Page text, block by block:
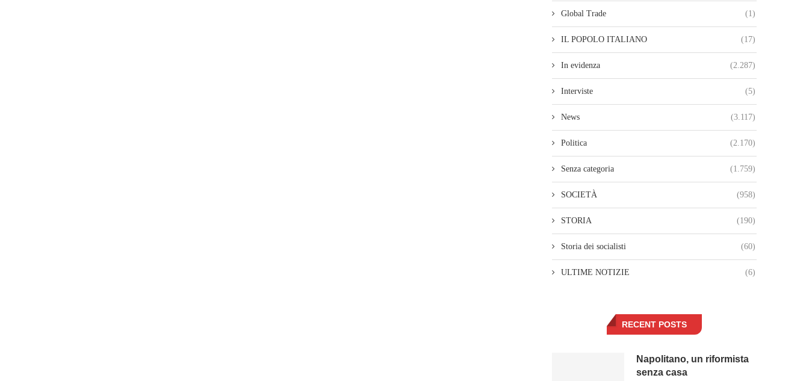
Global Trade (1)
IL POPOLO ITALIANO (17)
In evidenza (2.287)
Interviste (5)
News (3.117)
Politica (2.170)
Senza categoria (1.759)
SOCIETÀ (958)
STORIA (190)
Storia dei socialisti (60)
ULTIME NOTIZIE (6)
RECENT POSTS
Napolitano, un riformista
senza casa